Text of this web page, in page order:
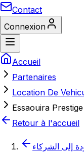
Contact
Connexion
Accueil
Partenaires
Location De
Essaouira
Retour à l'accueil
إلى الشركاء